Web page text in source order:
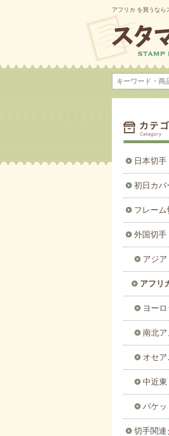
アフリカ を買うなら
日本切手
初日カバ
フレーム
外国切手
アジア
アフリ
ヨー
南北
オセ
中近東
パケッ
切手関連